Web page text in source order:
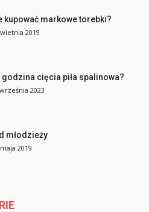
kupować markowe torebki?
2019
godzina cięcia piła spalinowa?
2023
młodzieży
2019